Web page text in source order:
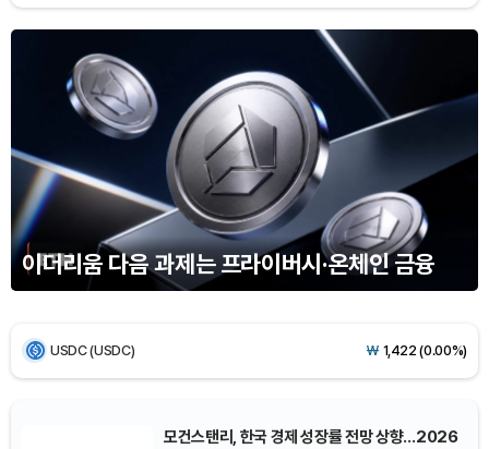
로빈후드 체인, 하루 DEX 거래액 3억2200만달러로 5위 올
랐다
28초 전
이더리움 다음 과제는 프라이버시·온체인 금융
Dogecoin (DOGE) ₩
Bitcoin (BTC) ₩91,802,621
Ethereum (ETH) 2,711,879(+2.06%)
Tether USDt (USDT) ₩1,421(-0.02%)
BNB (BNB) ₩845,310(-0.87%)
USDC (USDC) ₩ 1,422(0.00%)
모건스탠리, 한국 경제 성장률 전망 상향…2026